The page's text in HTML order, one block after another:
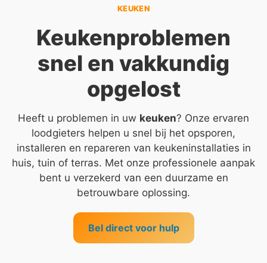
KEUKEN
Keukenproblemen
snel en vakkundig
opgelost
Heeft u problemen in uw keuken? Onze ervaren
loodgieters helpen u snel bij het opsporen,
installeren en repareren van keukeninstallaties in
huis, tuin of terras. Met onze professionele aanpak
bent u verzekerd van een duurzame en
betrouwbare oplossing.
Bel direct voor hulp